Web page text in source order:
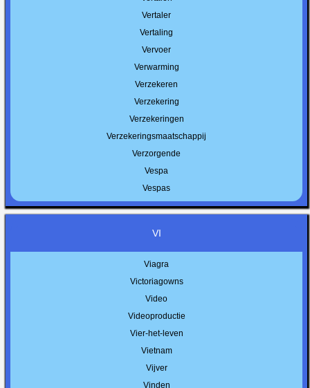
Vertaler
Vertaling
Vervoer
Verwarming
Verzekeren
Verzekering
Verzekeringen
Verzekeringsmaatschappij
Verzorgende
Vespa
Vespas
VI
Viagra
Victoriagowns
Video
Videoproductie
Vier-het-leven
Vietnam
Vijver
Vinden